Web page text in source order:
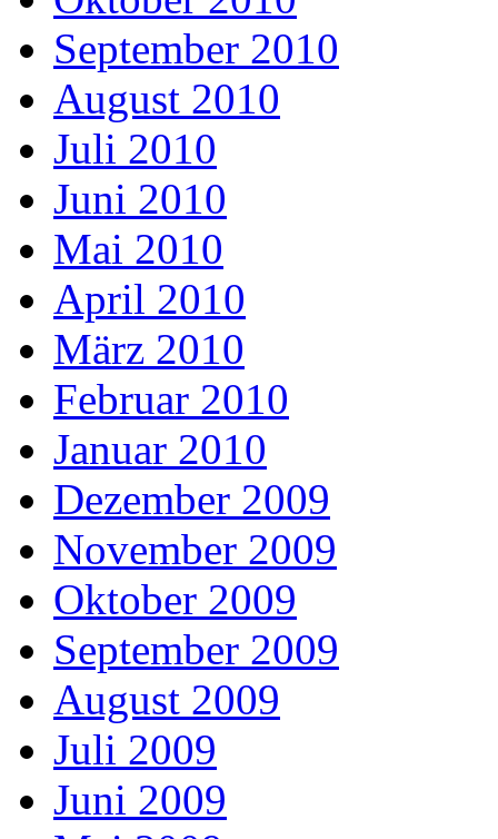
September 2010
August 2010
Juli 2010
Juni 2010
Mai 2010
April 2010
März 2010
Februar 2010
Januar 2010
Dezember 2009
November 2009
Oktober 2009
September 2009
August 2009
Juli 2009
Juni 2009